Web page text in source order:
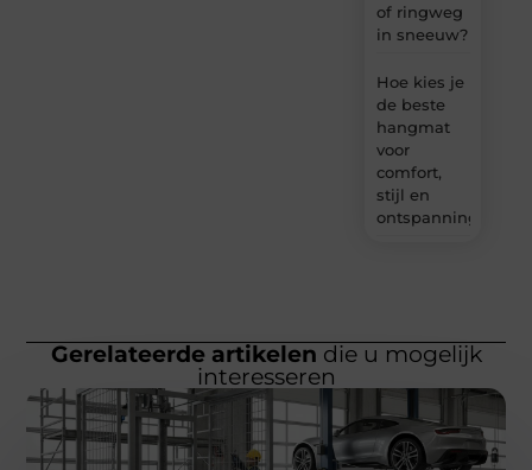
of ringweg
in sneeuw?
Hoe kies je
de beste
hangmat
voor
comfort,
stijl en
ontspanning?
Gerelateerde artikelen die u mogelijk
interesseren